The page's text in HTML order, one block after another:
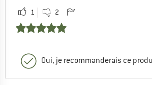
1 2
Oui, je recommanderais ce